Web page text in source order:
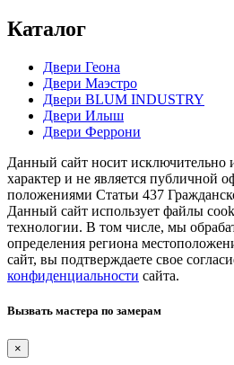
Каталог
Двери Геона
Двери Маэстро
Двери BLUM INDUSTRY
Двери Илыш
Двери Феррони
Данный сайт носит
характер и не является публичной
положениями Статьи 437
Данный сайт использует файлы
технологии. В том числе, мы
определения региона
сайт, вы подтверждаете свое
конфиденциальности сайта.
Вызвать мастера по замерам
×